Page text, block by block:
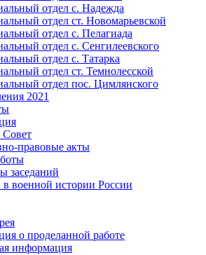
отдел с. Надежда
отдел ст. Новомарьевской
отдел с. Пелагиада
отдел с. Сенгилеевского
отдел с. Татарка
отдел ст. Темнолесской
отдел пос. Цимлянского
2021
правовые акты
заседаний
военной истории России
о проделанной работе
информация